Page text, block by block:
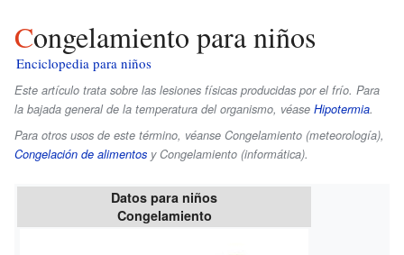
Congelamiento para niños
Enciclopedia para niños
Este artículo trata sobre las lesiones físicas producidas por el frío. Para
la bajada general de la temperatura del organismo, véase Hipotermia.
Para otros usos de este término, véanse Congelamiento (meteorología),
Congelación de alimentos y Congelamiento (informática).
Datos para niños
Congelamiento